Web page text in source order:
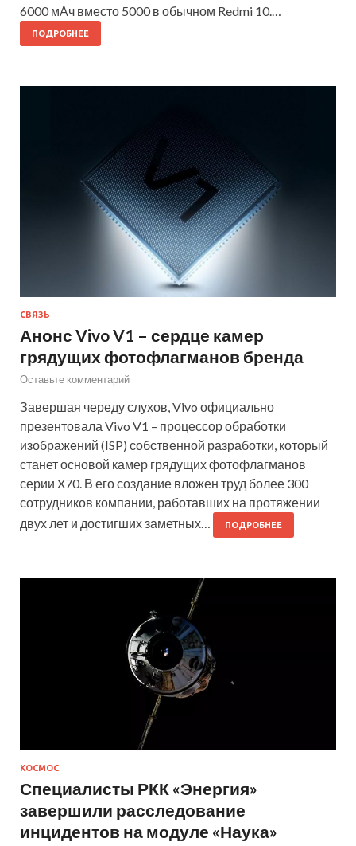
6000 мАч вместо 5000 в обычном Redmi 10.…
ПОДРОБНЕЕ
СВЯЗЬ
Анонс Vivo V1 – сердце камер
грядущих фотофлагманов бренда
Оставьте комментарий
Завершая череду слухов, Vivo официально
презентовала Vivo V1 – процессор обработки
изображений (ISP) собственной разработки, который
станет основой камер грядущих фотофлагманов
серии X70. В его создание вложен труд более 300
сотрудников компании, работавших на протяжении
двух лет и достигших заметных…
ПОДРОБНЕЕ
КОСМОС
Специалисты РКК «Энергия»
завершили расследование
инцидентов на модуле «Наука»